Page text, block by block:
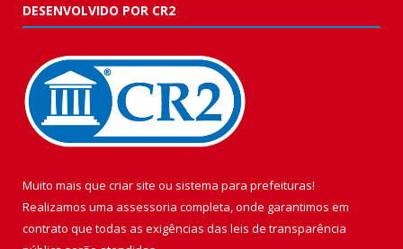
DESENVOLVIDO POR CR2
Muito mais que criar site ou sistema para prefeituras!
Realizamos uma assessoria completa, onde garantimos em
contrato que todas as exigências das leis de transparência